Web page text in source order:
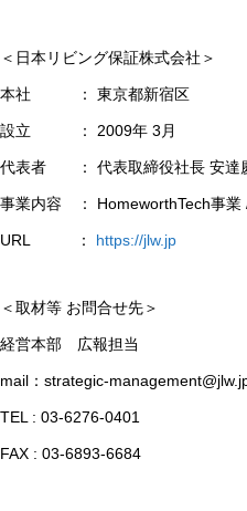
＜日本リビング保証株式会社＞
本社 ： 東京都新宿区
設立 ： 2009年 3月
代表者 ： 代表取締役社長 安達
事業内容 ： HomeworthTech事業
URL ： https://jlw.jp
＜取材等 お問合せ先＞
経営本部 広報担当
mail：strategic-
TEL : 03-6276-0401
FAX : 03-6893-6684